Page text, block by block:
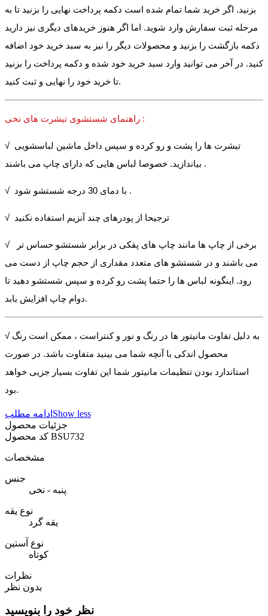
بزنید. اگر خرید شما تمام شده است دکمه پرداخت نهایی را بزنید تا به
مرحله ثبت سفارش وارد شوید. اما اگر هنوز خریدهای دیگری نیز دارید
دکمه بازگشت را بزنید و محصولات دیگر را نیز به سبد خرید خود اضافه
کنید. در آخر می توانید وارد سبد خرید خود شده و دکمه پرداخت را بزنید
تا خرید خود را نهایی و ثبت کنید.
راهنمای شستشوی تیشرت های نخی :
√ تیشرت ها را پشت و رو کرده و سپس داخل ماشین لباسشویی
بیاندازید. خصوصا لباس هایی که دارای چاپ می باشند .
√ با دمای 30 درجه شستشو شود .
√ برخی از چاپ ها مانند چاپ های پفکی در برابر شستشو حساس تر
می باشند و در شستشو های متعدد مقداری از حجم چاپ از دست می
رود. اینگونه لباس ها را حتما پشت رو کرده و سپس شستشو دهید تا
دوام چاپ افزایش یابد.
√ به دلیل تفاوت مانیتور ها در رنگ و نور و کنتراست ، ممکن است رنگ
محصول اندکی با آنچه شما می بینید متفاوت باشد. در صورت
استاندارد بودن تنظیمات مانیتور شما این تفاوت بسیار جزیی خواهد
بود.
ادامه مطلب Show less
جزئیات محصول
BSU732
مشخصات
جنس
پنبه - نخی
نوع یقه
یقه گرد
نوع آستین
کوتاه
نظرات
بدون نظر
نظر خود را بنویسید